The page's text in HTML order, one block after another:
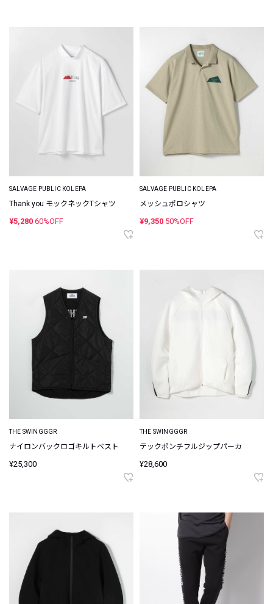
SALVAGE PUBLIC KOLEPA
Thank you モックネックTシャツ
¥5,280 60%OFF
SALVAGE PUBLIC KOLEPA
メッシュポロシャツ
¥9,350 50%OFF
THE SWINGGGR
ナイロンバックロゴキルトベスト
¥25,300
THE SWINGGGR
テックポンチフルジップパーカ
¥28,600